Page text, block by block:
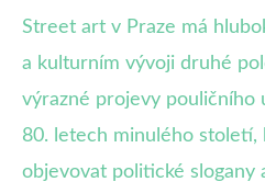
Street art v Praze má
a kulturním vývoji druhé
výrazné projevy pouličního
80. letech minulého století,
objevovat politické slogany